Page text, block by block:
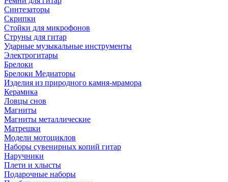
Синтезаторы
Скрипки
Стойки для микрофонов
Струны для гитар
Ударные музыкальные инструменты
Электрогитары
Брелоки
Брелоки Медиаторы
Изделия из природного камня-мрамора
Керамика
Ловцы снов
Магниты
Магниты металлические
Матрешки
Модели мотоциклов
Наборы сувенирных копий гитар
Наручники
Плети и хлысты
Подарочные наборы